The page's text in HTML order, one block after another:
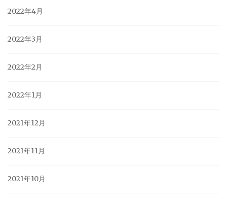
2022年4月
2022年3月
2022年2月
2022年1月
2021年12月
2021年11月
2021年10月